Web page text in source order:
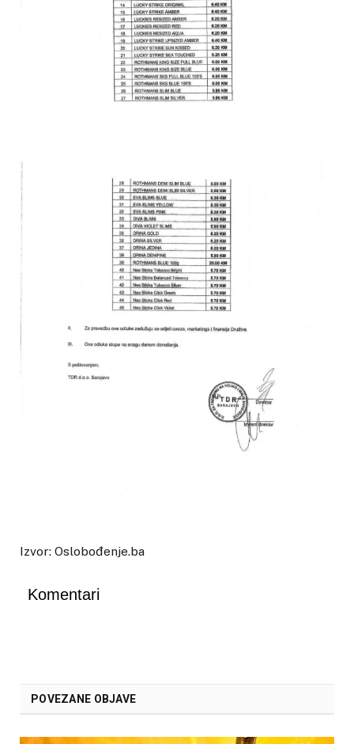
Izvor: Oslobođenje.ba
Komentari
POVEZANE OBJAVE